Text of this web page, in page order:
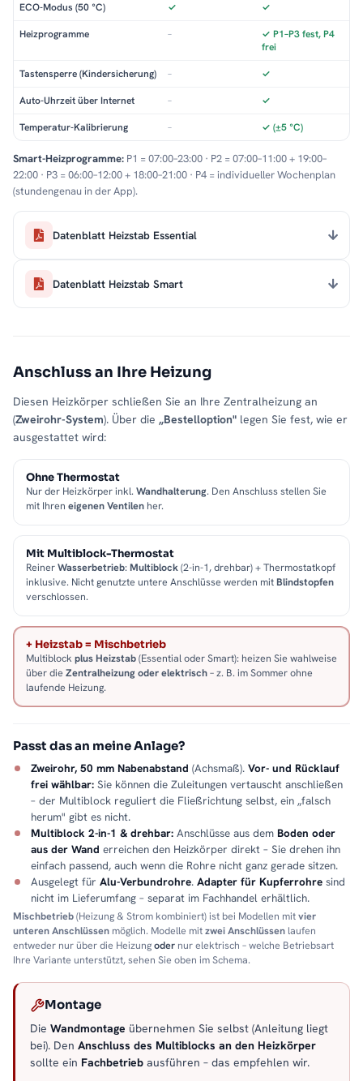
ECO-Modus (50 °C) ✓ ✓
Heizprogramme –
✓ P1–P3 fest, P4
frei
Tastensperre (Kindersicherung) – ✓
Auto-Uhrzeit über Internet – ✓
Temperatur-Kalibrierung – ✓ (±5 °C)
Smart-Heizprogramme: P1 = 07:00–23:00 · P2 = 07:00–11:00 + 19:00–
22:00 · P3 = 06:00–12:00 + 18:00–21:00 · P4 = individueller Wochenplan
(stundengenau in der App).
Datenblatt Heizstab Essential
Datenblatt Heizstab Smart
Anschluss an Ihre Heizung
Diesen Heizkörper schließen Sie an Ihre Zentralheizung an
(Zweirohr-System). Über die „Bestelloption" legen Sie fest, wie er
ausgestattet wird:
Ohne Thermostat
Nur der Heizkörper inkl. Wandhalterung. Den Anschluss stellen Sie
mit Ihren eigenen Ventilen her.
Mit Multiblock-Thermostat
ReinerWasserbetrieb: Multiblock(2-in-1, drehbar) + Thermostatkopf
inklusive. Nicht genutzte untere Anschlüsse werden mitBlindstopfen
verschlossen.
+ Heizstab = Mischbetrieb
Multiblock plus Heizstab(Essential oder Smart): heizen Sie wahlweise
über die Zentralheizung oder elektrisch– z. B. im Sommer ohne
laufende Heizung.
Passt das an meine Anlage?
Zweirohr, 50 mm Nabenabstand (Achsmaß). Vor- und Rücklauf
frei wählbar: Sie können die Zuleitungen vertauscht anschließen
– der Multiblock reguliert die Fließrichtung selbst, ein „falsch
herum" gibt es nicht.
Multiblock 2-in-1 & drehbar: Anschlüsse aus dem Boden oder
aus der Wand erreichen den Heizkörper direkt – Sie drehen ihn
einfach passend, auch wenn die Rohre nicht ganz gerade sitzen.
Ausgelegt für Alu-Verbundrohre. Adapter für Kupferrohre sind
nicht im Lieferumfang – separat im Fachhandel erhältlich.
Mischbetrieb(Heizung & Strom kombiniert) ist bei Modellen mitvier
unteren Anschlüssen möglich. Modelle mitzwei Anschlüssen laufen
entweder nur über die Heizungoder nur elektrisch – welche Betriebsart
Ihre Variante unterstützt, sehen Sie oben im Schema.
Montage
Die Wandmontage übernehmen Sie selbst (Anleitung liegt
bei). Den Anschluss des Multiblocks an den Heizkörper
sollte ein Fachbetrieb ausführen – das empfehlen wir.